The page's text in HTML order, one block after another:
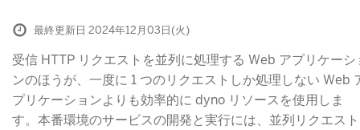
最終更新日 2024年12月03日(火)
受信 HTTP リクエストを並列に処理する Web アプリケーシ
ンのほうが、一度に 1 つのリクエストしか処理しない Web
プリケーションよりも効率的に dyno リソースを使用しま
す。本番環境のサービスの開発と実行には、並列リクエスト